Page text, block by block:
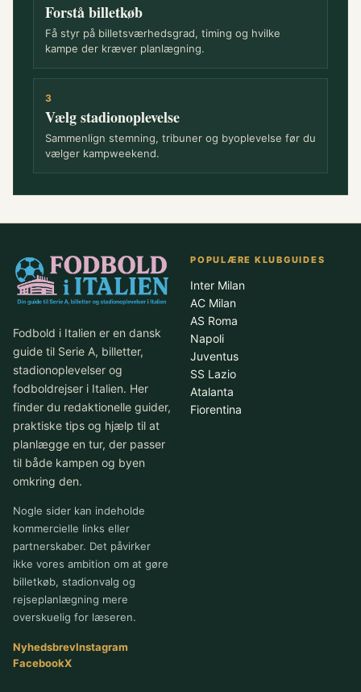
Forstå billetkøb
Få styr på billetsværhedsgrad, timing og hvilke
kampe der kræver planlægning.
3
Vælg stadionoplevelse
Sammenlign stemning, tribuner og byoplevelse før du
vælger kampweekend.
Fodbold i Italien er en dansk
guide til Serie A, billetter,
stadionoplevelser og
fodboldrejser i Italien. Her
finder du redaktionelle guider,
praktiske tips og hjælp til at
planlægge en tur, der passer
til både kampen og byen
omkring den.
Nogle sider kan indeholde
kommercielle links eller
partnerskaber. Det påvirker
ikke vores ambition om at gøre
billetkøb, stadionvalg og
rejseplanlægning mere
overskuelig for læseren.
NyhedsbrevInstagram
FacebookX
POPULÆRE KLUBGUIDES
Inter Milan
AC Milan
AS Roma
Napoli
Juventus
SS Lazio
Atalanta
Fiorentina